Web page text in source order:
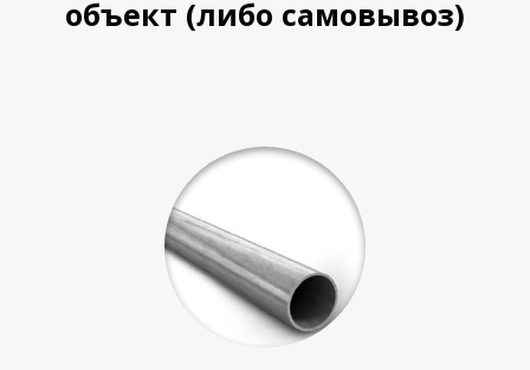
объект (либо самовывоз)